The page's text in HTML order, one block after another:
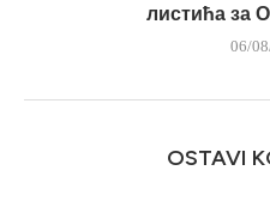
листића за
06/
OSTAVI